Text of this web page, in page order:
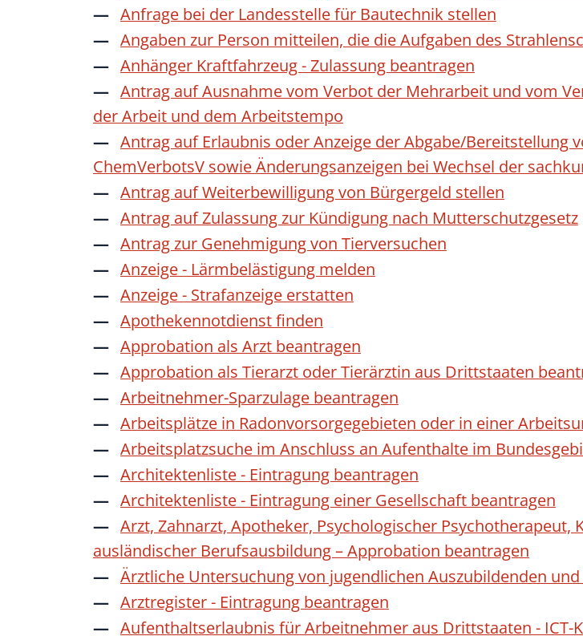
Anfrage bei der Landesstelle für Bautechnik stellen
Angaben zur Person mitteilen, die die Aufgaben des
Anhänger Kraftfahrzeug - Zulassung beantragen
Antrag auf Ausnahme vom Verbot der Mehrarbeit und vom
der Arbeit und dem Arbeitstempo
Antrag auf Erlaubnis oder Anzeige der Abgabe/Bereitstellung
ChemVerbotsV sowie Änderungsanzeigen bei Wechsel der
Antrag auf Weiterbewilligung von Bürgergeld stellen
Antrag auf Zulassung zur Kündigung nach Mutterschutzgesetz
Antrag zur Genehmigung von Tierversuchen
Anzeige - Lärmbelästigung melden
Anzeige - Strafanzeige erstatten
Apothekennotdienst finden
Approbation als Arzt beantragen
Approbation als Tierarzt oder Tierärztin aus Drittstaaten
Arbeitnehmer-Sparzulage beantragen
Arbeitsplätze in Radonvorsorgegebieten oder in einer
Arbeitsplatzsuche im Anschluss an Aufenthalte im
Architektenliste - Eintragung beantragen
Architektenliste - Eintragung einer Gesellschaft beantragen
Arzt, Zahnarzt, Apotheker, Psychologischer
ausländischer Berufsausbildung – Approbation beantragen
Ärztliche Untersuchung von jugendlichen Auszubildenden
Arztregister - Eintragung beantragen
Aufenthaltserlaubnis für Arbeitnehmer aus Drittstaaten - ICT-